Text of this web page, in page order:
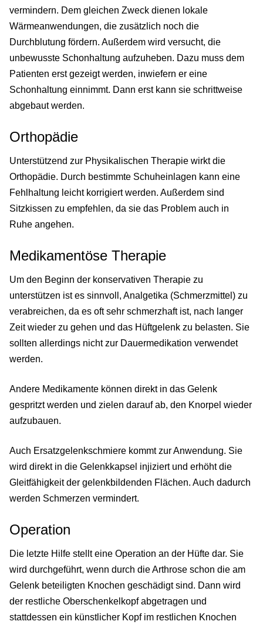
vermindern. Dem gleichen Zweck dienen lokale
Wärmeanwendungen, die zusätzlich noch die
Durchblutung fördern. Außerdem wird versucht, die
unbewusste Schonhaltung aufzuheben. Dazu muss dem
Patienten erst gezeigt werden, inwiefern er eine
Schonhaltung einnimmt. Dann erst kann sie schrittweise
abgebaut werden.
Orthopädie
Unterstützend zur Physikalischen Therapie wirkt die
Orthopädie. Durch bestimmte Schuheinlagen kann eine
Fehlhaltung leicht korrigiert werden. Außerdem sind
Sitzkissen zu empfehlen, da sie das Problem auch in
Ruhe angehen.
Medikamentöse Therapie
Um den Beginn der konservativen Therapie zu
unterstützen ist es sinnvoll, Analgetika (Schmerzmittel) zu
verabreichen, da es oft sehr schmerzhaft ist, nach langer
Zeit wieder zu gehen und das Hüftgelenk zu belasten. Sie
sollten allerdings nicht zur Dauermedikation verwendet
werden.
Andere Medikamente können direkt in das Gelenk
gespritzt werden und zielen darauf ab, den Knorpel wieder
aufzubauen.
Auch Ersatzgelenkschmiere kommt zur Anwendung. Sie
wird direkt in die Gelenkkapsel injiziert und erhöht die
Gleitfähigkeit der gelenkbildenden Flächen. Auch dadurch
werden Schmerzen vermindert.
Operation
Die letzte Hilfe stellt eine Operation an der Hüfte dar. Sie
wird durchgeführt, wenn durch die Arthrose schon die am
Gelenk beteiligten Knochen geschädigt sind. Dann wird
der restliche Oberschenkelkopf abgetragen und
stattdessen ein künstlicher Kopf im restlichen Knochen